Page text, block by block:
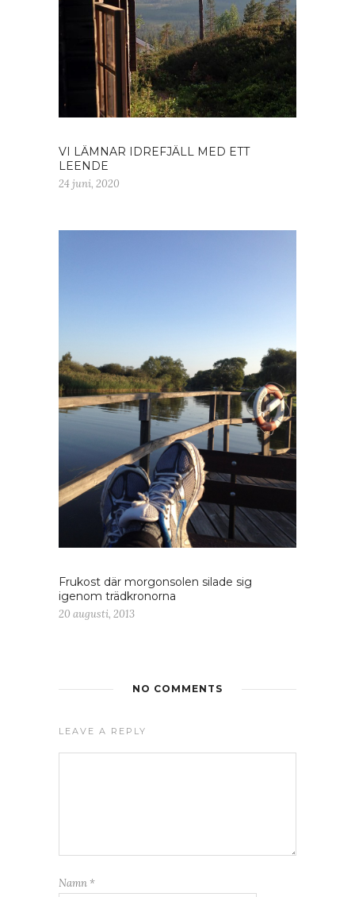
VI LÄMNAR IDREFJÄLL MED ETT
LEENDE
24 juni, 2020
Frukost där morgonsolen silade sig
igenom trädkronorna
20 augusti, 2013
NO COMMENTS
LEAVE A REPLY
Namn *